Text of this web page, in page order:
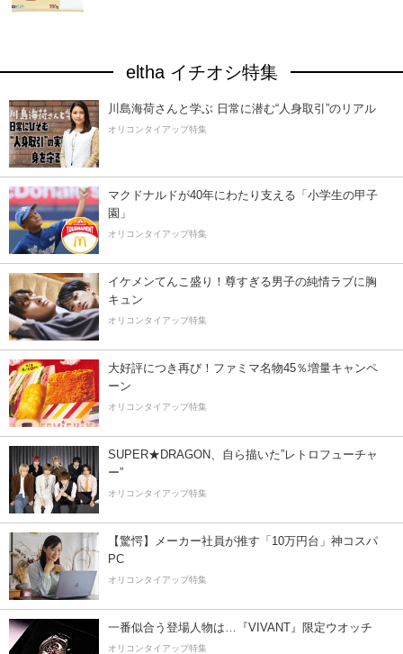
eltha イチオシ特集
川島海荷さんと学ぶ 日常に潜む“人身取引”のリアル
オリコンタイアップ特集
マクドナルドが40年にわたり支える「小学生の甲子
園」
オリコンタイアップ特集
イケメンてんこ盛り！尊すぎる男子の純情ラブに胸
キュン
オリコンタイアップ特集
大好評につき再び！ファミマ名物45％増量キャンペ
ーン
オリコンタイアップ特集
SUPER★DRAGON、自ら描いた”レトロフューチャ
ー”
オリコンタイアップ特集
【驚愕】メーカー社員が推す「10万円台」神コスパ
PC
オリコンタイアップ特集
一番似合う登場人物は…『VIVANT』限定ウオッチ
オリコンタイアップ特集